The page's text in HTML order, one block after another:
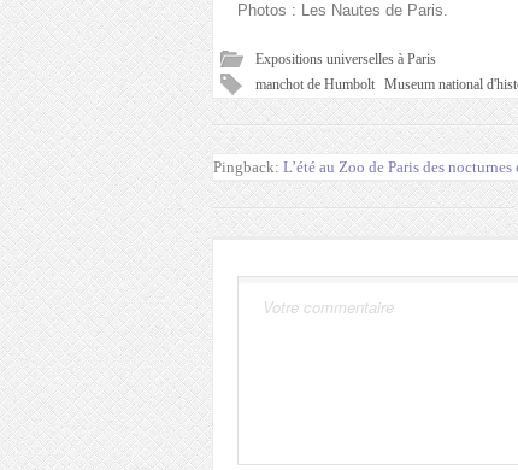
Photos : Les Nautes de Paris.
Expositions universelles à Paris
manchot de Humbolt Museum national
Pingback: L’été au Zoo de Paris des